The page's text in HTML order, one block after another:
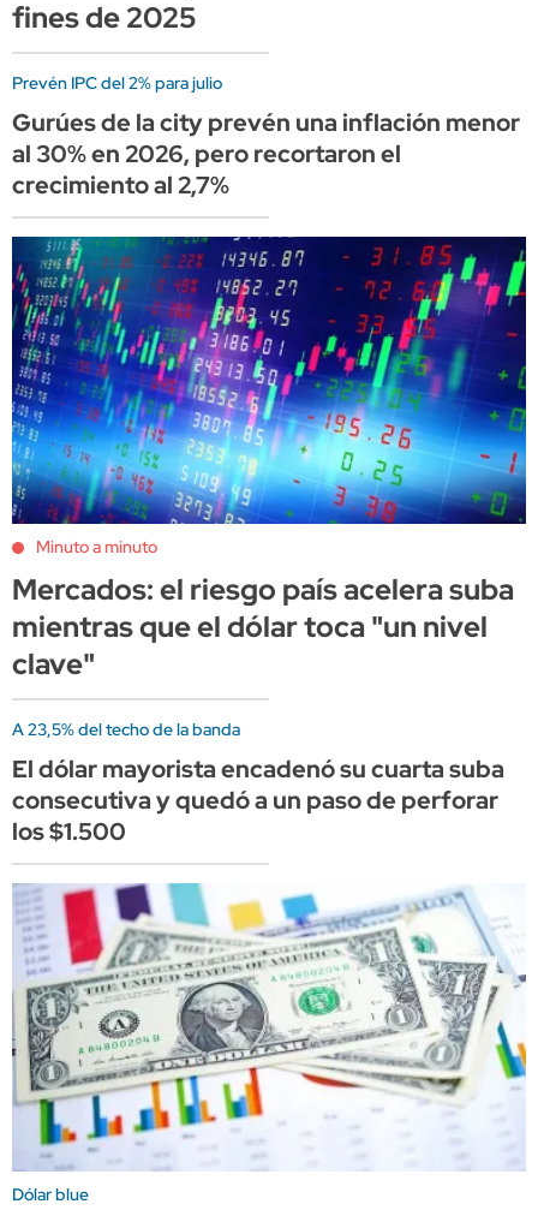
fines de 2025
Prevén IPC del 2% para julio
Gurúes de la city prevén una inflación menor
al 30% en 2026, pero recortaron el
crecimiento al 2,7%
Minuto a minuto
Mercados: el riesgo país acelera suba
mientras que el dólar toca "un nivel
clave"
A 23,5% del techo de la banda
El dólar mayorista encadenó su cuarta suba
consecutiva y quedó a un paso de perforar
los $1.500
Dólar blue